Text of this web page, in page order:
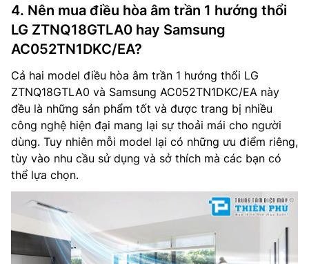
4. Nên mua điều hòa âm trần 1 hướng thổi
LG ZTNQ18GTLA0 hay Samsung
AC052TN1DKC/EA?
Cả hai model điều hòa âm trần 1 hướng thổi LG
ZTNQ18GTLA0 và Samsung AC052TN1DKC/EA này
đều là những sản phẩm tốt và được trang bị nhiều
công nghệ hiện đại mang lại sự thoải mái cho người
dùng. Tuy nhiên mỗi model lại có những ưu điểm riêng,
tùy vào nhu cầu sử dụng và sở thích mà các bạn có
thể lựa chọn.